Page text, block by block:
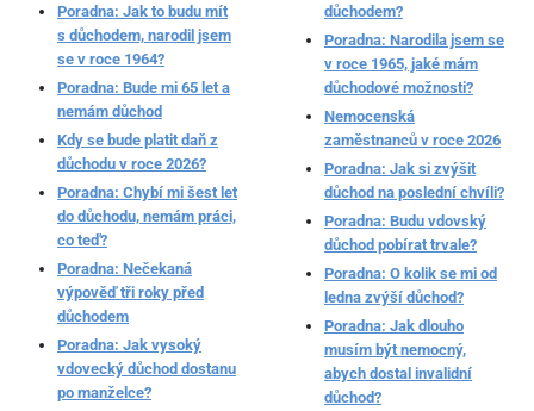
Poradna: Jak to budu mít
s důchodem, narodil jsem
se v roce 1964?
Poradna: Bude mi 65 let a
nemám důchod
Kdy se bude platit daň z
důchodu v roce 2026?
Poradna: Chybí mi šest let
do důchodu, nemám práci,
co teď?
Poradna: Nečekaná
výpověď tři roky před
důchodem
Poradna: Jak vysoký
vdovecký důchod dostanu
po manželce?
důchodem?
Poradna: Narodila jsem se
v roce 1965, jaké mám
důchodové možnosti?
Nemocenská
zaměstnanců v roce 2026
Poradna: Jak si zvýšit
důchod na poslední chvíli?
Poradna: Budu vdovský
důchod pobírat trvale?
Poradna: O kolik se mi od
ledna zvýší důchod?
Poradna: Jak dlouho
musím být nemocný,
abych dostal invalidní
důchod?